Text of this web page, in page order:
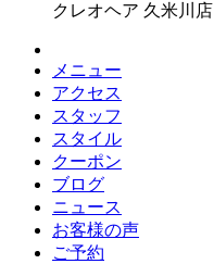
クレオヘア 久米川店
メニュー
アクセス
スタッフ
スタイル
クーポン
ブログ
ニュース
お客様の声
ご予約